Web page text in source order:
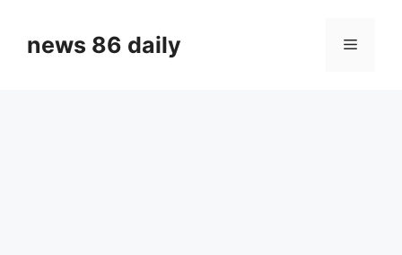
contentnews 86 daily Menu